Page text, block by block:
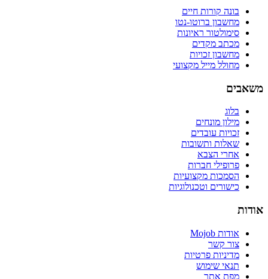
בונה קורות חיים
מחשבון ברוטו-נטו
סימולטור ראיונות
מכתב מקדים
מחשבון זכויות
מחולל מייל מקצועי
משאבים
בלוג
מילון מונחים
זכויות עובדים
שאלות ותשובות
אחרי הצבא
פרופילי חברות
הסמכות מקצועיות
כישורים וטכנולוגיות
אודות
אודות Mojob
צור קשר
מדיניות פרטיות
תנאי שימוש
מפת אתר